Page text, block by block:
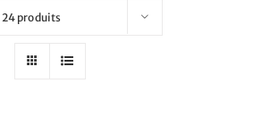
24 produits